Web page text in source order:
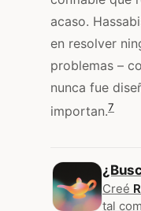
acaso.
en resolver
problemas –
nunca fue
importan.7
Creé
tal